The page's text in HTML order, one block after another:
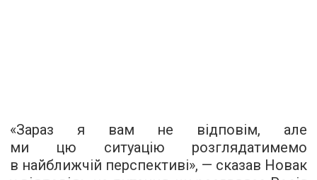
«Зараз я вам не відповім, але
ми цю ситуацію розглядатимемо
в найближчій перспективі», — сказав Новак